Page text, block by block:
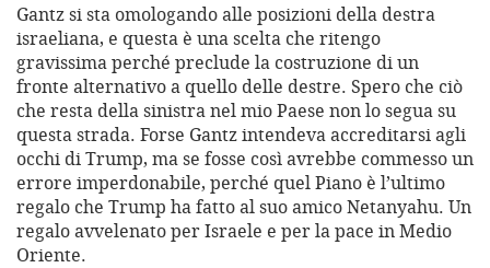
Gantz si sta omologando alle posizioni della destra
israeliana, e questa è una scelta che ritengo
gravissima perché preclude la costruzione di un
fronte alternativo a quello delle destre. Spero che ciò
che resta della sinistra nel mio Paese non lo segua su
questa strada. Forse Gantz intendeva accreditarsi agli
occhi di Trump, ma se fosse così avrebbe commesso un
errore imperdonabile, perché quel Piano è l’ultimo
regalo che Trump ha fatto al suo amico Netanyahu. Un
regalo avvelenato per Israele e per la pace in Medio
Oriente.